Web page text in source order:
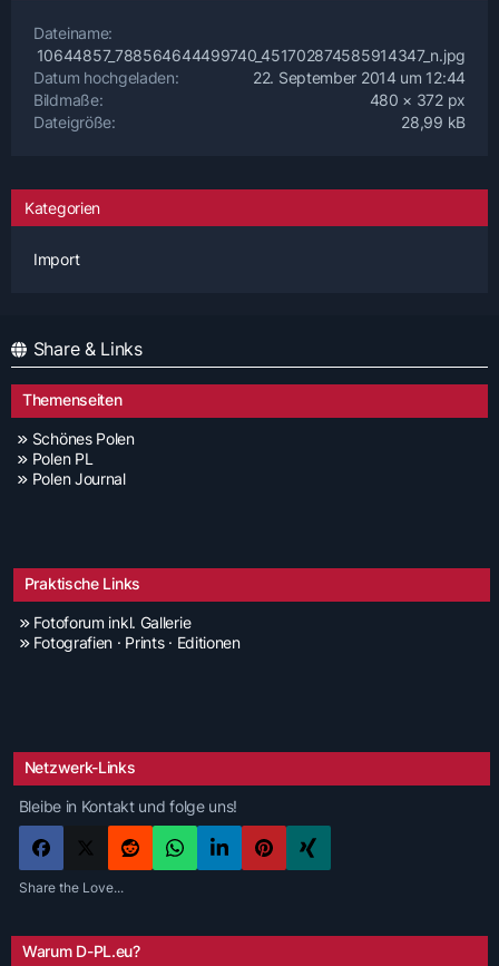
Dateiname
10644857_788564644499740_451702874585914347_n.jpg
Datum hochgeladen
22. September 2014 um 12:44
Bildmaße
480 × 372 px
Dateigröße
28,99 kB
Kategorien
Import
Share & Links
Themenseiten
Schönes Polen
Polen PL
Polen Journal
Praktische Links
Fotoforum inkl. Gallerie
Fotografien · Prints · Editionen
Netzwerk-Links
Bleibe in Kontakt und folge uns!
Share the Love...
Warum D-PL.eu?